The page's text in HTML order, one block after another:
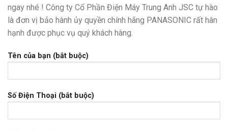
ngay nhé ! Công ty Cổ Phần Điện Máy Trung Anh JSC tự hào
là đơn vị bảo hành ủy quyền chính hãng PANASONIC rất hân
hạnh được phục vụ quý khách hàng.
Tên của bạn (bắt buộc)
Số Điện Thoại (bắt buộc)